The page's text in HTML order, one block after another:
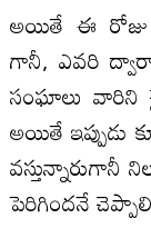
అయితే ఈ రోజు
గానీ, ఎవరి
సంఘాలు వారిని
అయితే ఇప్పుడు
వస్తున్నారుగానీ
పెరిగిందనే